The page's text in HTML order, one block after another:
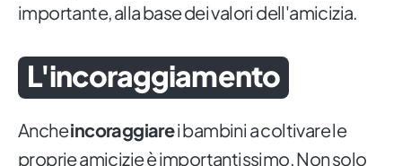
importante, alla base dei valori dell'amicizia.
L'incoraggiamento
Ancheincoraggiarei bambini a coltivare le
proprie amicizie è importantissimo. Non solo